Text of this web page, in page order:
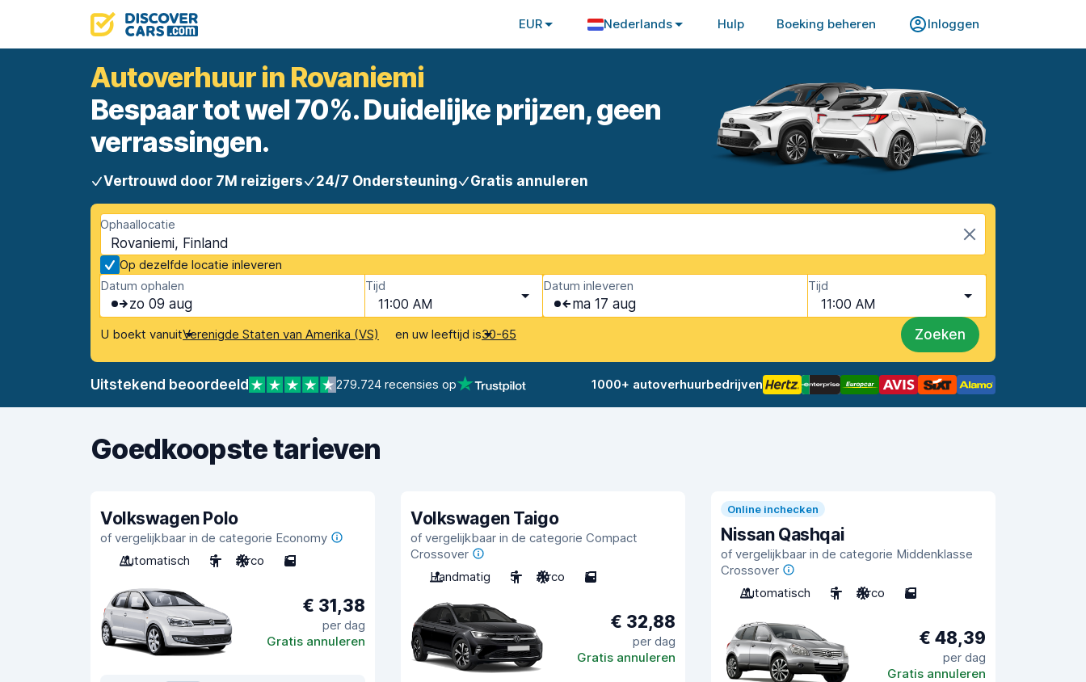
EUR Nederlands Hulp Boeking beheren Inloggen
Autoverhuur in Rovaniemi
Bespaar tot wel 70%. Duidelijke prijzen, geen
verrassingen.
Vertrouwd door 7M reizigers 24/7 Ondersteuning Gratis annuleren
Ophaallocatie
Rovaniemi, Finland
Op dezelfde locatie inleveren
Datum ophalen
zo 09 aug
Tijd
11:00 AM
Datum inleveren
ma 17 aug
Tijd
11:00 AM
U boekt vanuitVerenigde Staten van Amerika (VS) en uw leeftijd is30-65 Zoeken
Uitstekend beoordeeld 279.724 recensies op 1000+ autoverhuurbedrijven
Goedkoopste tarieven
Volkswagen Polo
of vergelijkbaar in de categorie Economy
Automatisch
5 Airco 5
€ 31,38
per dag
Gratis annuleren
Volkswagen Taigo
of vergelijkbaar in de categorie Compact
Crossover
Handmatig
5 Airco 5
€ 32,88
per dag
Gratis annuleren
Online inchecken
Nissan Qashqai
of vergelijkbaar in de categorie Middenklasse
Crossover
Automatisch
5 Airco 5
€ 48,39
per dag
Gratis annuleren